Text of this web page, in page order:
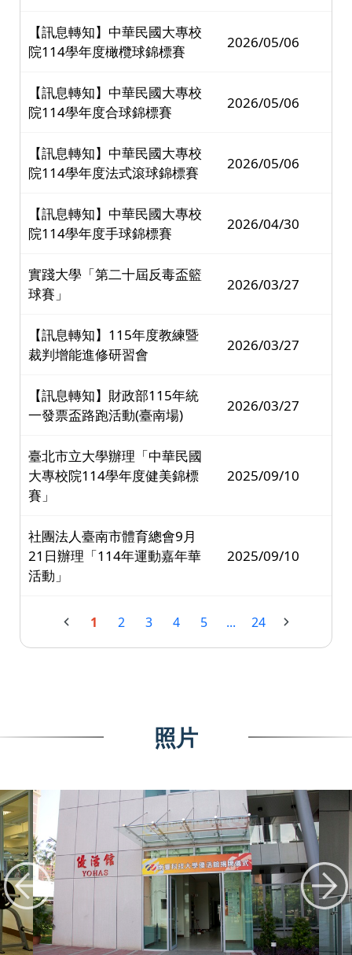
【訊息轉知】中華民國大專校
院114學年度橄欖球錦標賽
2026/05/06
【訊息轉知】中華民國大專校
院114學年度合球錦標賽
2026/05/06
【訊息轉知】中華民國大專校
院114學年度法式滾球錦標賽
2026/05/06
【訊息轉知】中華民國大專校
院114學年度手球錦標賽
2026/04/30
實踐大學「第二十屆反毒盃籃
球賽」
2026/03/27
【訊息轉知】115年度教練暨
裁判增能進修研習會
2026/03/27
【訊息轉知】財政部115年統
一發票盃路跑活動(臺南場)
2026/03/27
臺北市立大學辦理「中華民國
大專校院114學年度健美錦標
賽」
2025/09/10
社團法人臺南市體育總會9月
21日辦理「114年運動嘉年華
活動」
2025/09/10
1 2 3 4 5 ... 24
照片